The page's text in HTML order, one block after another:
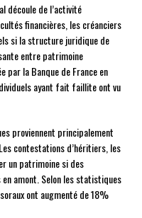
découle de l’activité
financières, les créanciers
si la structure juridique de
entre patrimoine
par la Banque de France en
ayant fait faillite ont vu
proviennent principalement
contestations d’héritiers, les
un patrimoine si des
amont. Selon les statistiques
ont augmenté de 18%